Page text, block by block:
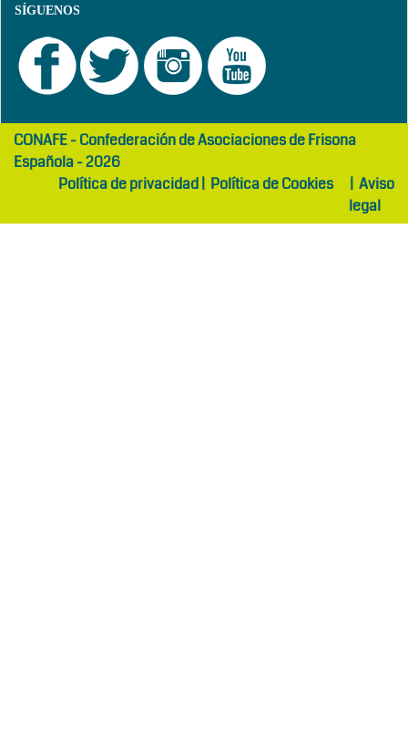
SÍGUENOS
girls
abaya
maltepe
otelCONAFE - Confederación de Asociaciones de Frisona
Española - 2026
Política de privacidad| Política de Cookies | Aviso
legal